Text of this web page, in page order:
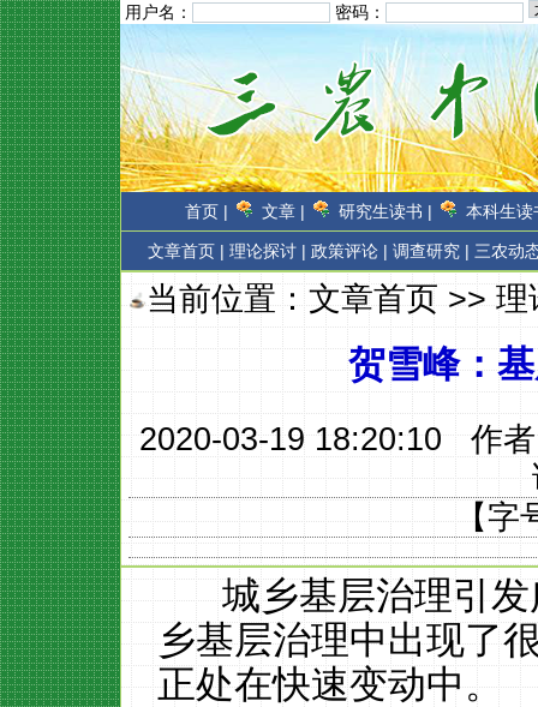
用户名： 密码：
首页 | 文章 | 研究生读书 | 本科生读
文章首页 | 理论探讨 | 政策评论 | 调查研究 | 三农动
当前位置：文章首页>>理
贺雪峰：
2020-03-19 18:20:10 作
【字
城乡基层治理引发
乡基层治理中出现了
正处在快速变动中。